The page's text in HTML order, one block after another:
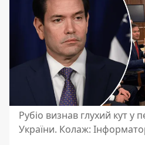
Рубіо визнав глухий кут у
України. Колаж: